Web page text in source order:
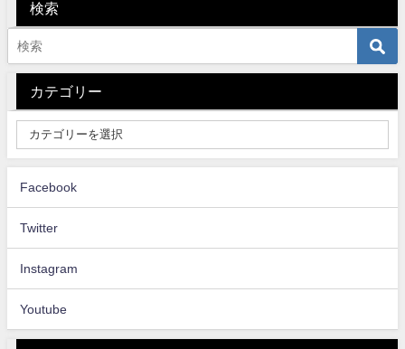
検索
カテゴリー
Facebook
Twitter
Instagram
Youtube